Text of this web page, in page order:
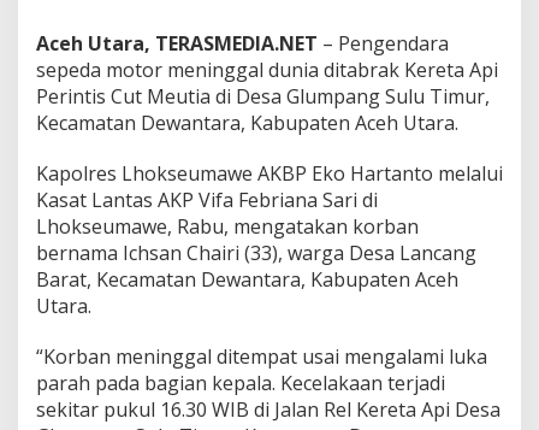
n
i
n
g
g
l
D
a
b
K
e
r
Aceh Utara, TERASMEDIA.NET – Pengendara
sepeda motor meninggal dunia ditabrak Kereta Api
Perintis Cut Meutia di Desa Glumpang Sulu Timur,
Kecamatan Dewantara, Kabupaten Aceh Utara.
Kapolres Lhokseumawe AKBP Eko Hartanto melalui
Kasat Lantas AKP Vifa Febriana Sari di
Lhokseumawe, Rabu, mengatakan korban
bernama Ichsan Chairi (33), warga Desa Lancang
Barat, Kecamatan Dewantara, Kabupaten Aceh
Utara.
“Korban meninggal ditempat usai mengalami luka
parah pada bagian kepala. Kecelakaan terjadi
sekitar pukul 16.30 WIB di Jalan Rel Kereta Api Desa